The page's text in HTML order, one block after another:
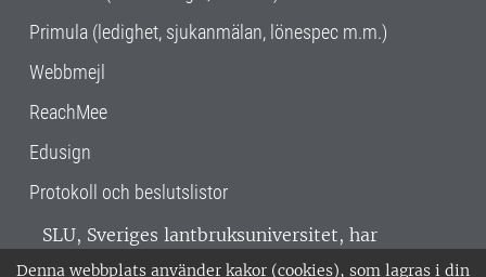
Denna webbplats använder kakor (cookies), som lagras i din
Primula (ledighet, sjukanmälan, lönespec m.m.)
Webbmejl
ReachMee
Edusign
Protokoll och beslutslistor
SLU, Sveriges lantbruksuniversitet, har
verksamhet över hela Sverige. Huvudorter är